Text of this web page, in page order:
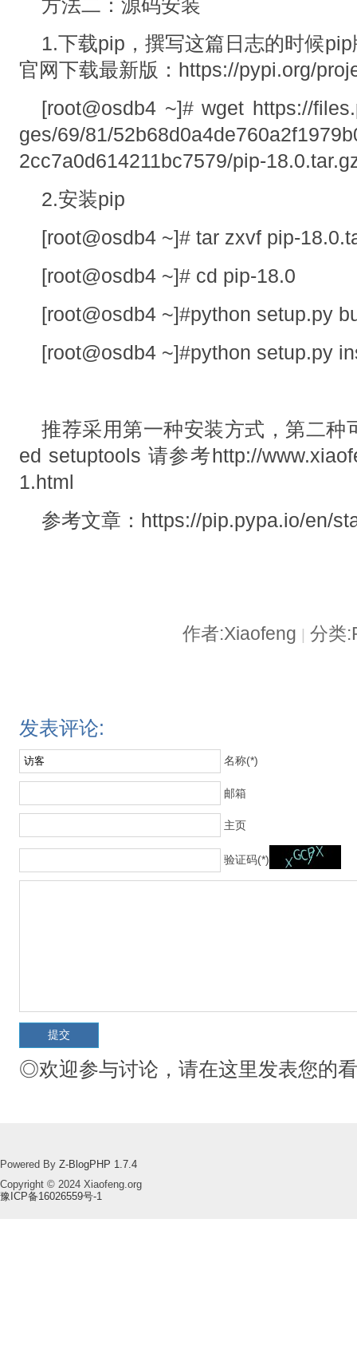
方法二：源码安装
1.下载pip，撰写这篇日志的时候
官网下载最新版：https://pypi.org/
[root@osdb4 ~]# wget https://
ges/69/81/
2cc7a0d614211bc7579/pip-
2.安装pip
[root@osdb4 ~]# tar zxvf pip-
[root@osdb4 ~]# cd pip-18.0
[root@osdb4 ~]#python setup.py
[root@osdb4 ~]#python setup.py
推荐采用第一种安装方式，第二种
ed setuptools 请参考http://
1.html
参考文章：https://pip.pypa.io/en/
作者:Xiaofeng 分类
发表评论:
名称(*)
邮箱
主页
验证码(*)
◎欢迎参与讨论，请在这里发表您的
Powered By Z-BlogPHP 1.7.4
Copyright © 2024 Xiaofeng.org
豫ICP备16026559号-1